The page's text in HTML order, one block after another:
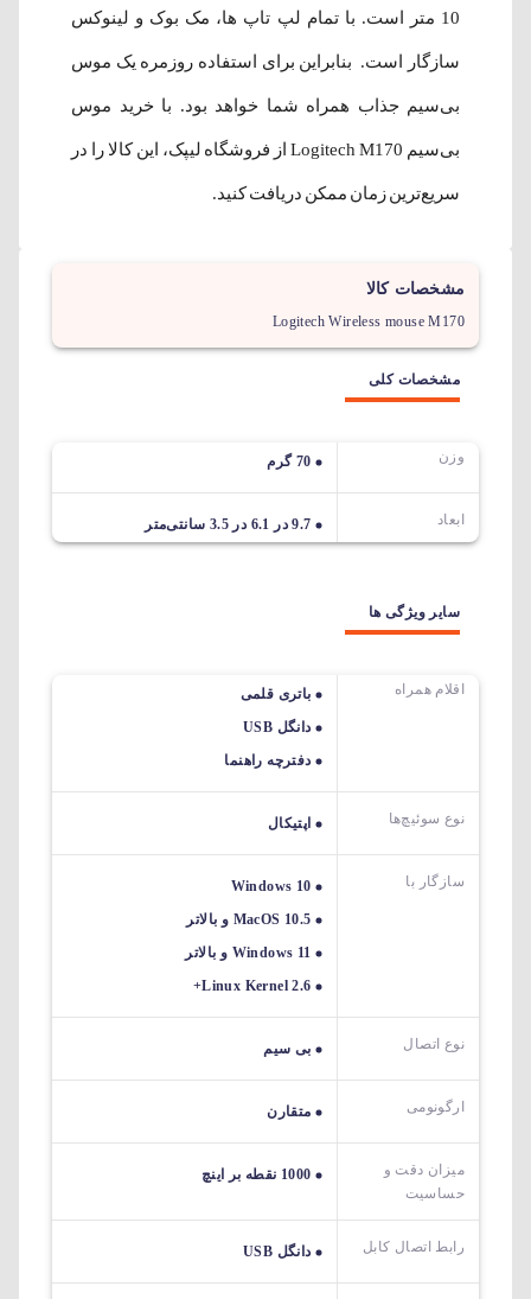
10 متر است. با تمام لپ تاپ ها، مک بوک‌ و لینوکس
سازگار است. بنابراین برای استفاده روزمره یک موس
بی‌سیم جذاب همراه شما خواهد بود. با خرید موس
بی‌سیم Logitech M170 از فروشگاه لیپک، این کالا را در
سریع‌ترین زمان ممکن دریافت کنید.
مشخصات کالا
Logitech Wireless mouse M170
مشخصات کلی
وزن 70 گرم
ابعاد 9.7 در 6.1 در 3.5 سانتی‌متر
سایر ویژگی ها
اقلام همراه
باتری قلمی
دانگل USB
دفترچه راهنما
نوع سوئیچ‌ها اپتیکال
سازگار با
Windows 10
MacOS 10.5 و بالاتر
Windows 11 و بالاتر
Linux Kernel 2.6+
نوع اتصال بی سیم
ارگونومی متقارن
میزان دقت و
حساسیت
1000 نقطه بر اینچ
رابط اتصال کابل دانگل USB